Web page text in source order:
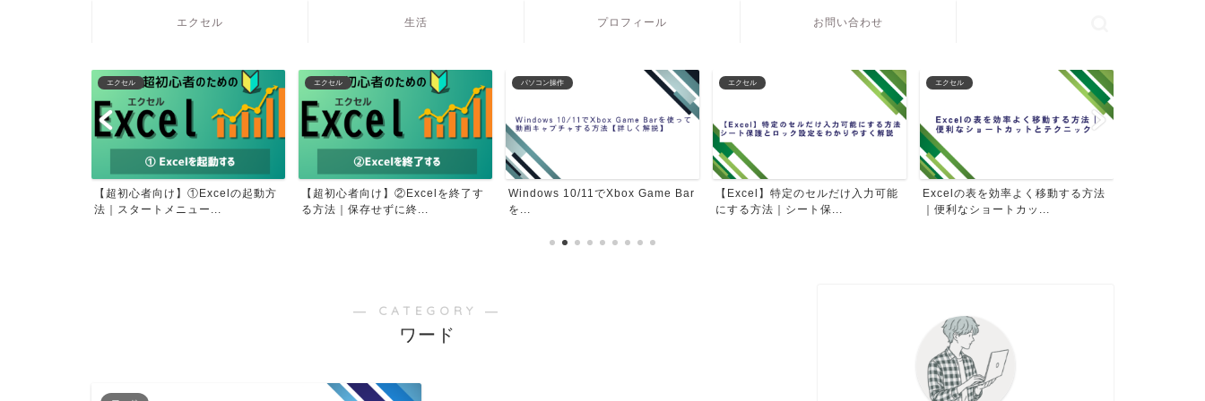
エクセル 生活 プロフィール お問い合わせ
エクセル
【超初心者向け】①Excelの起動方
法｜スタートメニュー...
エクセル
【超初心者向け】②Excelを終了す
る方法｜保存せずに終...
パソコン操作
Windows 10/11でXbox Game Bar
を...
エクセル
【Excel】特定のセルだけ入力可能
にする方法｜シート保...
エクセル
Excelの表を効率よく移動する方法
｜便利なショートカッ...
― CATEGORY ―
ワード